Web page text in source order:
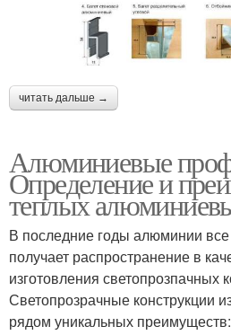
читать дальше →
Алюминиевые
Определение и
теплых
В последние годы алюминии
получает распространение в
изготовления светопрозпачных
Светопрозрачные конструкции
рядом уникальных преимуществ: